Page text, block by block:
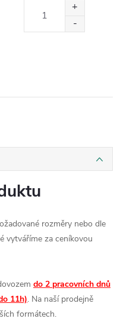
rozměry nebo dle
vytváříme za ceníkovou
do 2 pracovních dnů
11h). Na naší prodejně
formátech.